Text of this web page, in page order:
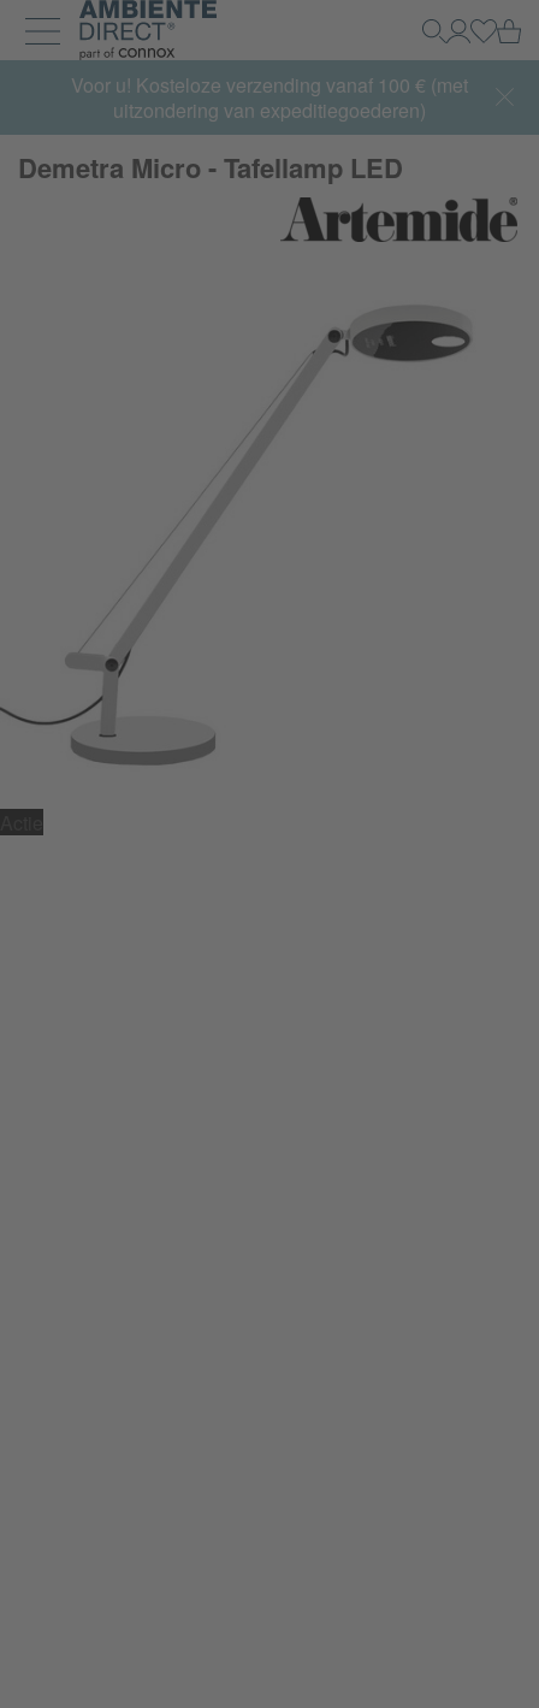
Home
Navigatie uit- en inklappen
Zoeken
Mijn
Summer Sale:met tot 65% korting >> nu bestellen
Voor u! Kosteloze verzending vanaf 100 € (met
uitzondering van expeditiegoederen)
Demetra Micro - Tafellamp LED